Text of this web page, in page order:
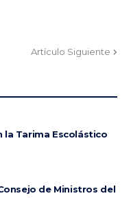
Artículo Siguiente
la Tarima Escolástico
de Ministros del